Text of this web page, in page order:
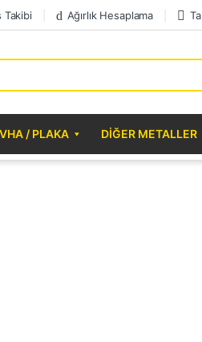
Takibi Ağırlık Hesaplama
/ PLAKA DIĞER METALLER